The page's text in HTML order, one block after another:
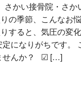
さかい接骨院・さか
の季節、こんなお
すると、気圧の変
になりがちです。
せんか？ ☑ […]